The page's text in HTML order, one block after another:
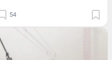
54